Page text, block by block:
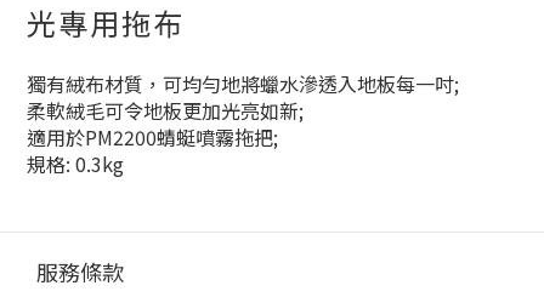
光專用拖布
獨有絨布材質，可均勻地將蠟水滲透入地板每一吋;
柔軟絨毛可令地板更加光亮如新;
適用於PM2200蜻蜓噴霧拖把;
規格: 0.3kg
服務條款